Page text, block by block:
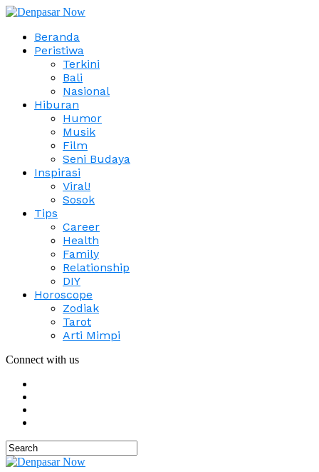
Beranda
Peristiwa
Terkini
Bali
Nasional
Hiburan
Humor
Musik
Film
Seni Budaya
Inspirasi
Viral!
Sosok
Tips
Career
Health
Family
Relationship
DIY
Horoscope
Zodiak
Tarot
Arti Mimpi
Connect with us